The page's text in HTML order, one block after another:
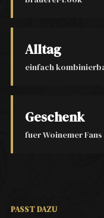
Alltag
einfach
Geschenk
fuer Woinemer Fans
PASST DAZU